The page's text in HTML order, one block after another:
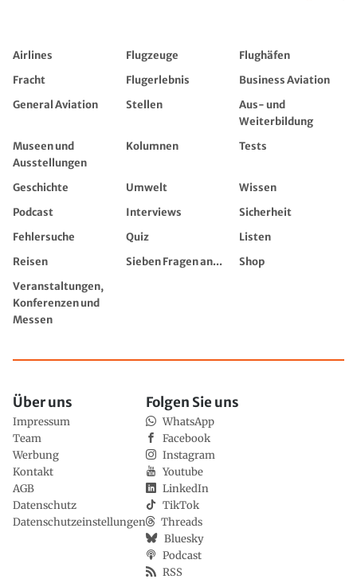
Airlines Flugzeuge
Flughäfen
Fracht
Flugerlebnis
Business Aviation
General Aviation
Stellen
Aus- und
Weiterbildung
Museen und
Ausstellungen
Kolumnen Tests
Geschichte Umwelt
Wissen
Podcast
Interviews
Sicherheit
Fehlersuche
Quiz
Listen
Reisen
Sieben Fragen an...
Shop
Veranstaltungen,
Konferenzen und
Messen
Über uns
Impressum
Team
Werbung
Kontakt
AGB
Datenschutz
Datenschutzeinstellungen
Folgen Sie uns
WhatsApp
Facebook
Instagram
Youtube
LinkedIn
TikTok
Threads
Bluesky
Podcast
RSS